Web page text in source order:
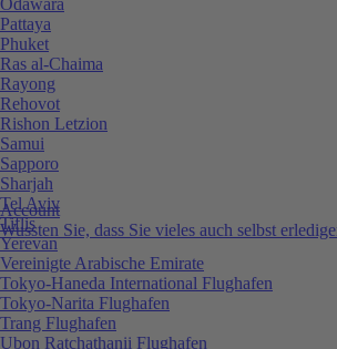
Account
Wussten Sie, dass Sie vieles auch selbst
Pattaya
Phuket
Ras al-Chaima
Rayong
Rehovot
Rishon Letzion
Samui
Sapporo
Sharjah
Tel Aviv
Tiflis
Yerevan
Vereinigte Arabische Emirate
Tokyo-Haneda International Flughafen
Tokyo-Narita Flughafen
Trang Flughafen
Ubon Ratchathanii Flughafen